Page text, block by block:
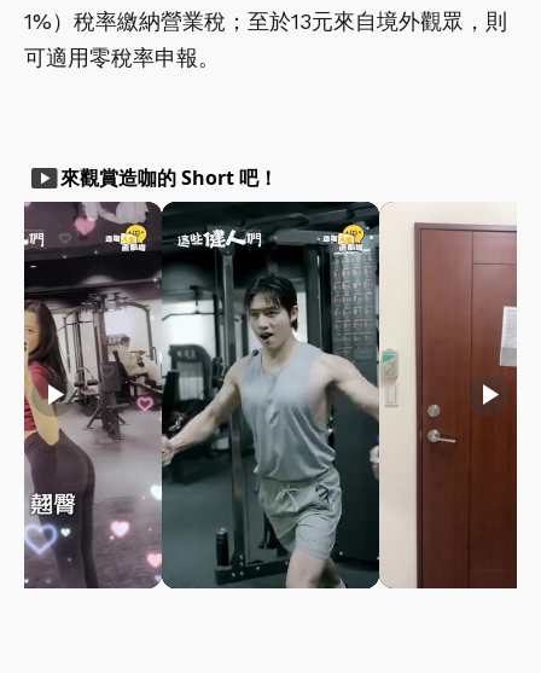
1%）稅率繳納營業稅；至於13元來自境外觀眾，則
可適用零稅率申報。
smart_display來觀賞造咖的 Short 吧！
play_arrow play_arrow play_arrow